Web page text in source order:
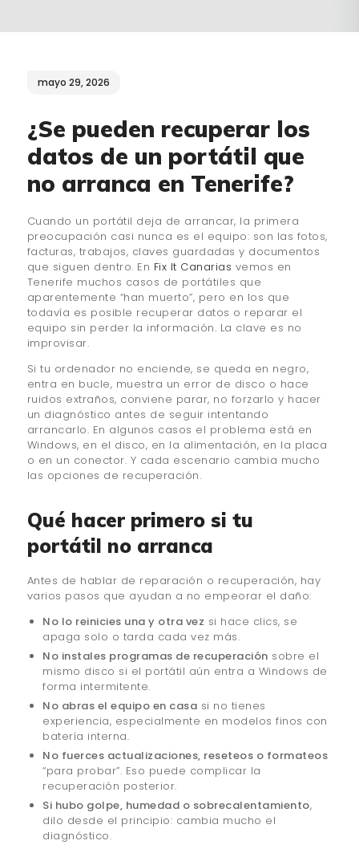
mayo 29, 2026
¿Se pueden recuperar los
datos de un portátil que
no arranca en Tenerife?
Cuando un portátil deja de arrancar, la primera
preocupación casi nunca es el equipo: son las fotos,
facturas, trabajos, claves guardadas y documentos
que siguen dentro. En Fix It Canarias vemos en
Tenerife muchos casos de portátiles que
aparentemente “han muerto”, pero en los que
todavía es posible recuperar datos o reparar el
equipo sin perder la información. La clave es no
improvisar.
Si tu ordenador no enciende, se queda en negro,
entra en bucle, muestra un error de disco o hace
ruidos extraños, conviene parar, no forzarlo y hacer
un diagnóstico antes de seguir intentando
arrancarlo. En algunos casos el problema está en
Windows, en el disco, en la alimentación, en la placa
o en un conector. Y cada escenario cambia mucho
las opciones de recuperación.
Qué hacer primero si tu
portátil no arranca
Antes de hablar de reparación o recuperación, hay
varios pasos que ayudan a no empeorar el daño:
No lo reinicies una y otra vez si hace clics, se
apaga solo o tarda cada vez más.
No instales programas de recuperación sobre el
mismo disco si el portátil aún entra a Windows de
forma intermitente.
No abras el equipo en casa si no tienes
experiencia, especialmente en modelos finos con
batería interna.
No fuerces actualizaciones, reseteos o formateos
“para probar”. Eso puede complicar la
recuperación posterior.
Si hubo golpe, humedad o sobrecalentamiento,
dilo desde el principio: cambia mucho el
diagnóstico.